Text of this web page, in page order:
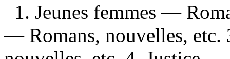
1. Jeunes femmes —
— Romans, nouvelles,